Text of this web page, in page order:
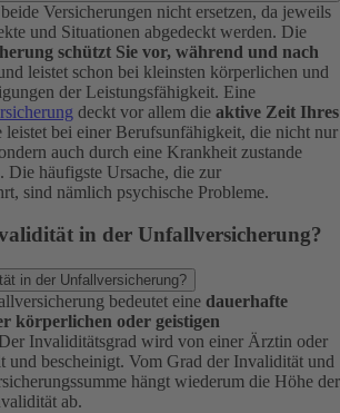
Versicherungen nicht ersetzen, da jeweils
und Situationen abgedeckt werden. Die
schützt Sie vor, während und nach
leistet schon bei kleinsten körperlichen und
der Leistungsfähigkeit. Eine
deckt vor allem die aktive Zeit Ihres
leistet bei einer Berufsunfähigkeit, die nicht nur
auch durch eine Krankheit zustande
Die häufigste Ursache, die zur
sind nämlich psychische Probleme.
in der Unfallversicherung?
in der Unfallversicherung?
bedeutet eine dauerhafte
körperlichen oder geistigen
Invaliditätsgrad wird von einer Ärztin oder
und bescheinigt. Vom Grad der Invalidität und
hängt wiederum die Höhe der
ab.